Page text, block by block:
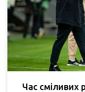
Час сміливих